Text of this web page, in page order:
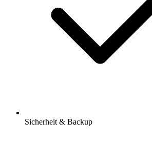
Sicherheit & Backup